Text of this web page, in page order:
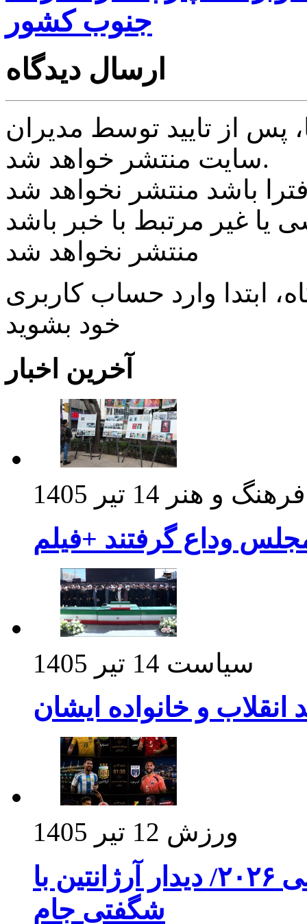
جنوب کشور
ارسال دیدگاه
از تایید توسط مدیران
سایت منتشر خواهد شد.
یا غیر مرتبط با خبر باشد
منتشر نخواهد شد
ابتدا وارد حساب كاربری
خود بشويد
آخرین اخبار
فرهنگ و هنر 14 تیر 1405
وداع گرفتند +فیلم
سیاست 14 تیر 1405
انقلاب و خانواده ایشان
ورزش 12 تیر 1405
برنامه بازی های امشب جام جهانی ۲۰۲۶/ دیدار آرژانتین با
شگفتی جام